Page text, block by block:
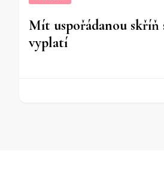
Mít uspořádanou skříň
vyplatí